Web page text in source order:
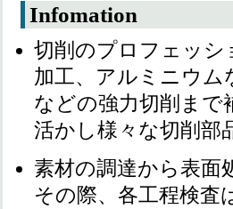
Infomation
切削のプロフェッシ
加工、アルミニウム
などの強力切削まで
活かし様々な切削部
素材の調達から表面
その際、各工程検査